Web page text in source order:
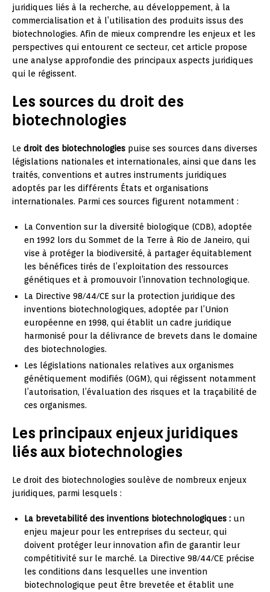
juridiques liés à la recherche, au développement, à la
commercialisation et à l’utilisation des produits issus des
biotechnologies. Afin de mieux comprendre les enjeux et les
perspectives qui entourent ce secteur, cet article propose
une analyse approfondie des principaux aspects juridiques
qui le régissent.
Les sources du droit des
biotechnologies
Le droit des biotechnologies puise ses sources dans diverses
législations nationales et internationales, ainsi que dans les
traités, conventions et autres instruments juridiques
adoptés par les différents États et organisations
internationales. Parmi ces sources figurent notamment :
La Convention sur la diversité biologique (CDB), adoptée
en 1992 lors du Sommet de la Terre à Rio de Janeiro, qui
vise à protéger la biodiversité, à partager équitablement
les bénéfices tirés de l’exploitation des ressources
génétiques et à promouvoir l’innovation technologique.
La Directive 98/44/CE sur la protection juridique des
inventions biotechnologiques, adoptée par l’Union
européenne en 1998, qui établit un cadre juridique
harmonisé pour la délivrance de brevets dans le domaine
des biotechnologies.
Les législations nationales relatives aux organismes
génétiquement modifiés (OGM), qui régissent notamment
l’autorisation, l’évaluation des risques et la traçabilité de
ces organismes.
Les principaux enjeux juridiques
liés aux biotechnologies
Le droit des biotechnologies soulève de nombreux enjeux
juridiques, parmi lesquels :
La brevetabilité des inventions biotechnologiques : un
enjeu majeur pour les entreprises du secteur, qui
doivent protéger leur innovation afin de garantir leur
compétitivité sur le marché. La Directive 98/44/CE précise
les conditions dans lesquelles une invention
biotechnologique peut être brevetée et établit une